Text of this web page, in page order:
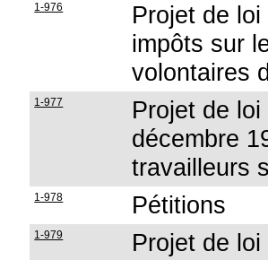
1-976
Projet de
impôts sur
volontaires
1-977
Projet de
décembre
travailleurs
1-978 Pétitions
1-979
Projet de